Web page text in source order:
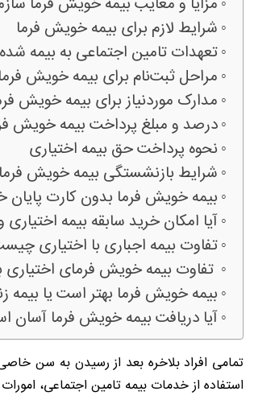
شرایط لازم برای بیمه خویش فرما
تعهدات تامین اجتماعی به بیمه
مراحل ثبت‌نام برای بیمه خویش ‌فرما
مدارک موردنیاز برای بیمه خویش
درصد و مبلغ پرداخت بیمه خویش
نحوه پرداخت حق بیمه اختیاری
شرایط بازنشستگی بیمه خویش فرما
بیمه خویش فرما بدون کارت
آیا امکان خرید سابقه بیمه اختیاری
تفاوت بیمه اجباری با اختیاری
تفاوت بیمه خویش فرمای
بیمه خویش فرما بهتر است یا بیمه
آیا دریافت بیمه خویش فرما آسان
تمامی افراد بلاخره بعد از رسیدن به سن
استفاده از خدمات بیمه تامین اجتماعی،